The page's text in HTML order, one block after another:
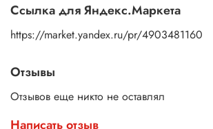
Ссылка для Яндекс.Маркета
https://market.yandex.ru/pr/4903481160
Отзывы
Отзывов еще никто не оставлял
Написать отзыв